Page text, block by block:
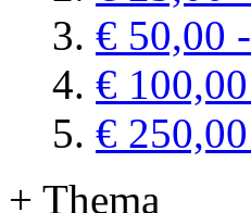
€ 50,00 -
€ 100,00
€ 250,00
+ Thema